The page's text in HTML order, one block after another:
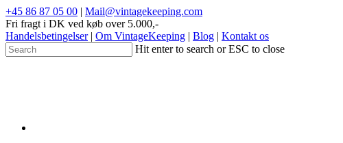
+45 86 87 05 00 | Mail@vintagekeeping.com
Fri fragt i DK ved køb over 5.000,-
Handelsbetingelser| Om VintageKeeping | Blog | Kontakt os
Hit enter to search or ESC to close